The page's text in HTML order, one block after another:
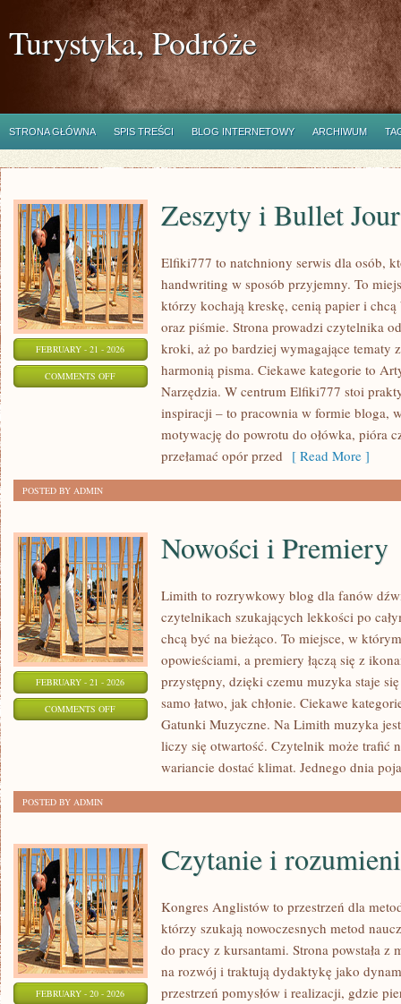
Turystyka, Podróże
STRONA GŁÓWNA SPIS TREŚCI BLOG INTERNETOWY ARCHIWUM
FEBRUARY - 21 - 2026
COMMENTS OFFON
Zeszyty i Bullet
Elfiki777 to natchniony serwis dla osób,
handwriting w sposób przyjemny. To
którzy kochają kreskę, cenią papier i
oraz piśmie. Strona prowadzi czytelnika
kroki, aż po bardziej wymagające tematy
harmonią pisma. Ciekawe kategorie to
Narzędzia. W centrum Elfiki777 stoi
inspiracji – to pracownia w formie bloga,
motywację do powrotu do ołówka, pióra
przełamać opór przed [ Read More ]
POSTED BY ADMIN
FEBRUARY - 21 - 2026
COMMENTS OFFON
Nowości i Premiery
Limith to rozrywkowy blog dla fanów
czytelnikach szukających lekkości po
chcą być na bieżąco. To miejsce, w
opowieściami, a premiery łączą się z
przystępny, dzięki czemu muzyka staje
samo łatwo, jak chłonie. Ciekawe
Gatunki Muzyczne. Na Limith muzyka
liczy się otwartość. Czytelnik może trafić
wariancie dostać klimat. Jednego dnia
POSTED BY ADMIN
FEBRUARY - 20 - 2026
Czytanie i
Kongres Anglistów to przestrzeń dla
którzy szukają nowoczesnych metod
do pracy z kursantami. Strona powstała z
na rozwój i traktują dydaktykę jako
przestrzeń pomysłów i realizacji, gdzie